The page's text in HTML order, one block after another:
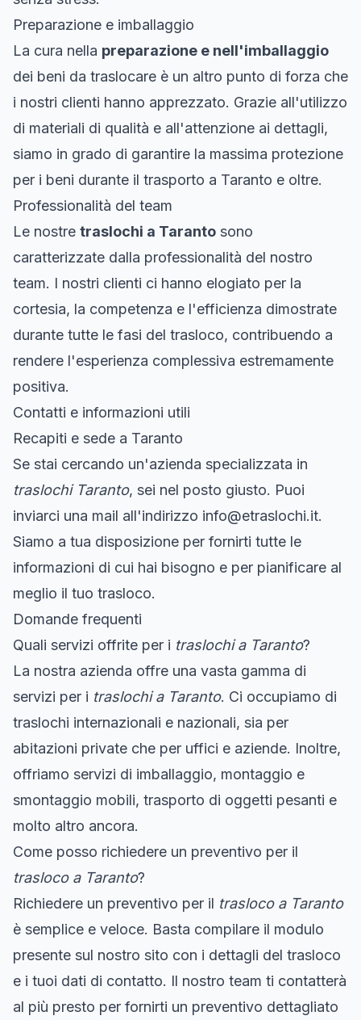
Preparazione e imballaggio
La cura nella preparazione e nell'imballaggio
dei beni da traslocare è un altro punto di forza che
i nostri clienti hanno apprezzato. Grazie all'utilizzo
di materiali di qualità e all'attenzione ai dettagli,
siamo in grado di garantire la massima protezione
per i beni durante il trasporto a Taranto e oltre.
Professionalità del team
Le nostre traslochi a Taranto sono
caratterizzate dalla professionalità del nostro
team. I nostri clienti ci hanno elogiato per la
cortesia, la competenza e l'efficienza dimostrate
durante tutte le fasi del trasloco, contribuendo a
rendere l'esperienza complessiva estremamente
positiva.
Contatti e informazioni utili
Recapiti e sede a Taranto
Se stai cercando un'azienda specializzata in
traslochi Taranto, sei nel posto giusto. Puoi
inviarci una mail all'indirizzo info@etraslochi.it.
Siamo a tua disposizione per fornirti tutte le
informazioni di cui hai bisogno e per pianificare al
meglio il tuo trasloco.
Domande frequenti
Quali servizi offrite per i traslochi a Taranto?
La nostra azienda offre una vasta gamma di
servizi per i traslochi a Taranto. Ci occupiamo di
traslochi internazionali e nazionali, sia per
abitazioni private che per uffici e aziende. Inoltre,
offriamo servizi di imballaggio, montaggio e
smontaggio mobili, trasporto di oggetti pesanti e
molto altro ancora.
Come posso richiedere un preventivo per il
trasloco a Taranto?
Richiedere un preventivo per il trasloco a Taranto
è semplice e veloce. Basta compilare il modulo
presente sul nostro sito con i dettagli del trasloco
e i tuoi dati di contatto. Il nostro team ti contatterà
al più presto per fornirti un preventivo dettagliato